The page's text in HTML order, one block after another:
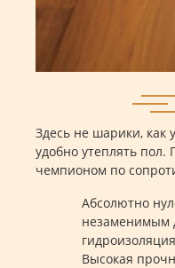
Здесь не шарики, как
удобно утеплять пол.
чемпионом по
Абсолютно
незаменимым
Высокая